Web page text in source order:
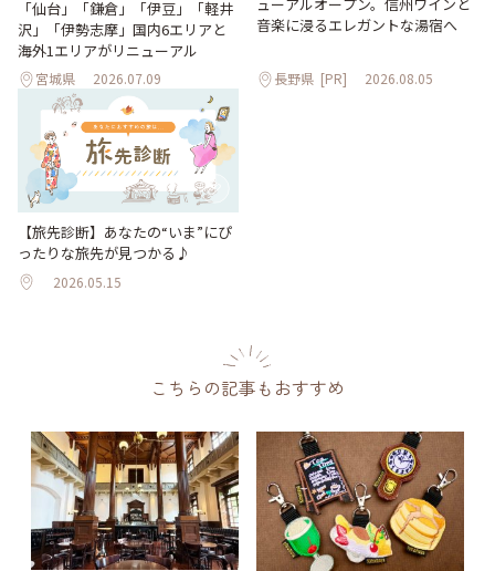
「仙台」「鎌倉」「伊豆」「軽井
沢」「伊勢志摩」国内6エリアと
海外1エリアがリニューアル
宮城県 2026.07.09
ューアルオープン。信州ワインと
音楽に浸るエレガントな湯宿へ
長野県 [PR] 2026.08.05
【旅先診断】あなたの“いま”にぴ
ったりな旅先が見つかる♪
2026.05.15
こちらの記事もおすすめ